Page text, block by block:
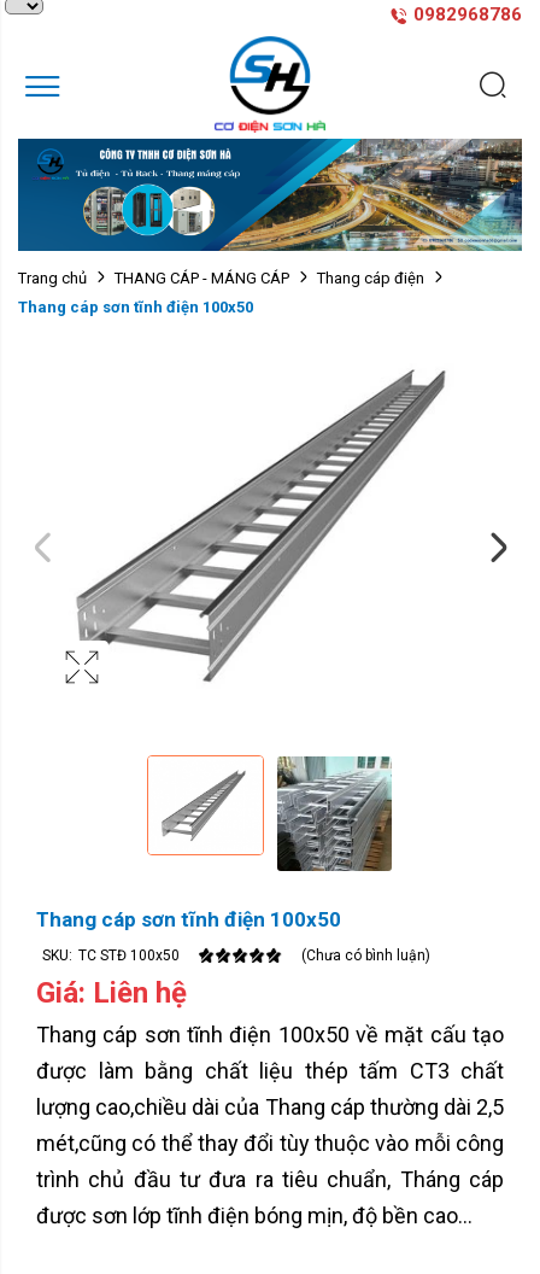
0982968786
Trang chủ THANG CÁP - MÁNG CÁP
Thang cáp điện
Thang cáp sơn tĩnh điện 100x50
Thang cáp sơn tĩnh điện 100x50
SKU: TC STĐ 100x50 (Chưa có bình luận)
Giá: Liên hệ
Thang cáp sơn tĩnh điện 100x50 về mặt cấu tạo
được làm bằng chất liệu thép tấm CT3 chất
lượng cao,chiều dài của Thang cáp thường dài 2,5
mét,cũng có thể thay đổi tùy thuộc vào mỗi công
trình chủ đầu tư đưa ra tiêu chuẩn, Tháng cáp
được sơn lớp tĩnh điện bóng mịn, độ bền cao...